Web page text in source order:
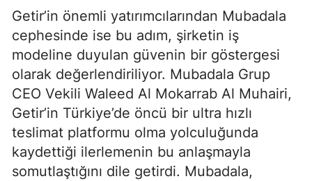
Getir’in önemli yatırımcılarından Mubadala
cephesinde ise bu adım, şirketin iş
modeline duyulan güvenin bir göstergesi
olarak değerlendiriliyor. Mubadala Grup
CEO Vekili Waleed Al Mokarrab Al Muhairi,
Getir’in Türkiye’de öncü bir ultra hızlı
teslimat platformu olma yolculuğunda
kaydettiği ilerlemenin bu anlaşmayla
somutlaştığını dile getirdi. Mubadala,